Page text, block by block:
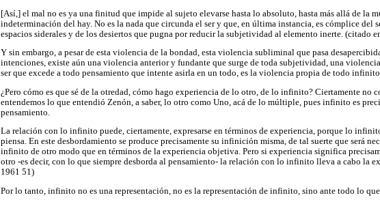
[Así,] el mal no es ya una finitud que impide al sujeto elevarse hasta lo absoluto, hasta más allá de la
indeterminación del hay. No es la nada que circunda el ser y que, en última instancia, es cómplice del
espacios siderales y de los desiertos que pugna por reducir la subjetividad al elemento inerte. (citado
Y sin embargo, a pesar de esta violencia de la bondad, esta violencia subliminal que pasa
intenciones, existe aún una violencia anterior y fundante que surge de toda subjetividad, una
ser que excede a todo pensamiento que intente asirla en un todo, es la violencia propia de todo
¿Pero cómo es que sé de la otredad, cómo hago experiencia de lo otro, de lo infinito? Ciertamente no
entendemos lo que entendió Zenón, a saber, lo otro como Uno, acá de lo múltiple, pues infinito es
pensamiento.
La relación con lo infinito puede, ciertamente, expresarse en términos de experiencia, porque lo
piensa. En este desbordamiento se produce precisamente su infinición misma, de tal suerte que será
infinito de otro modo que en términos de la experiencia objetiva. Pero si experiencia significa
otro -es decir, con lo que siempre desborda al pensamiento- la relación con lo infinito lleva a cabo la
1961 51)
Por lo tanto, infinito no es una representación, no es la representación de infinito, sino ante todo lo